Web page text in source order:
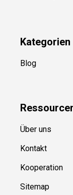
Kategorien
Blog
Ressource
Über uns
Kontakt
Kooperation
Sitemap